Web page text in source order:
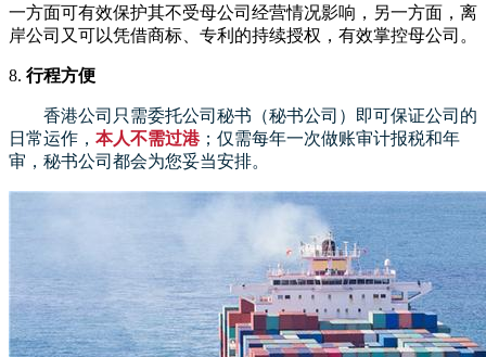
一方面可有效保护其不受母公司经营情况影响，另一方面，离
岸公司又可以凭借商标、专利的持续授权，有效掌控母公司。
8. 行程方便
香港公司只需委托公司秘书（秘书公司）即可保证公司的
日常运作， 本人不需过港；仅需每年一次做账审计报税和年
审，秘书公司都会为您妥当安排。